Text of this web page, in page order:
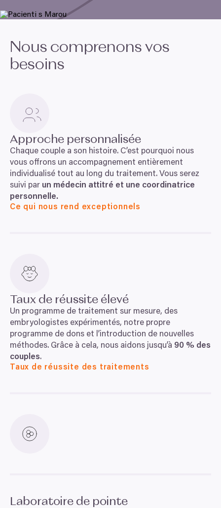
Nous comprenons vos
besoins
Approche personnalisée
Chaque couple a son histoire. C’est pourquoi nous
vous offrons un accompagnement entièrement
individualisé tout au long du traitement. Vous serez
suivi par un médecin attitré et une coordinatrice
personnelle.
Ce qui nous rend exceptionnels
Taux de réussite élevé
Un programme de traitement sur mesure, des
embryologistes expérimentés, notre propre
programme de dons et l’introduction de nouvelles
méthodes. Grâce à cela, nous aidons jusqu’à 90 % des
couples.
Taux de réussite des traitements
Laboratoire de pointe